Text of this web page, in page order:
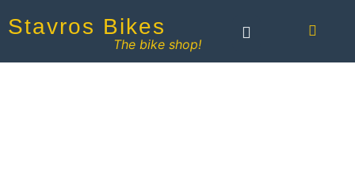
Stavros Bikes
The bike shop!